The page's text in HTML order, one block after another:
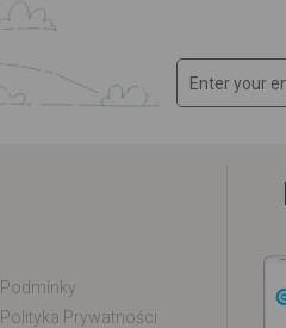
Podmínky
Polityka Prywatności